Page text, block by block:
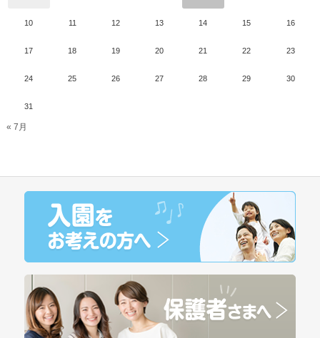
10 11 12 13 14 15 16
17 18 19 20 21 22 23
24 25 26 27 28 29 30
31
« 7月